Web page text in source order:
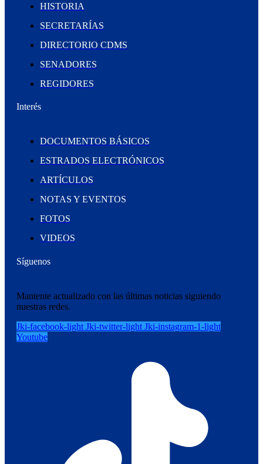
HISTORIA
SECRETARÍAS
DIRECTORIO CDMS
SENADORES
REGIDORES
Interés
DOCUMENTOS BÁSICOS
ESTRADOS ELECTRÓNICOS
ARTÍCULOS
NOTAS Y EVENTOS
FOTOS
VIDEOS
Síguenos
Mantente actualizado con las últimas noticias siguiendo
nuestras redes.
Jki-facebook-light Jki-twitter-light Jki-instagram-1-light
Youtube